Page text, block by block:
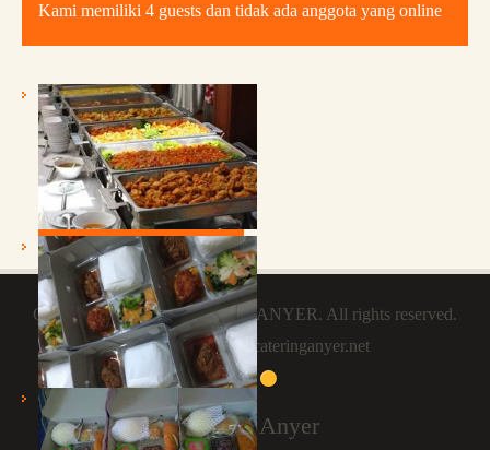
Kami memiliki 4 guests dan tidak ada anggota yang online
PRASMANAN
Copyright © 2026CATERING ANYER. All rights reserved.
Catering Anyerby cateringanyer.net
Catering Anyer